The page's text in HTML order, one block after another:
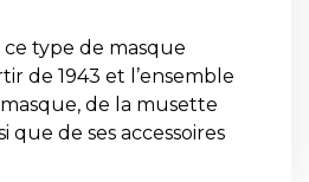
type de masque
de 1943 et l’ensemble
de la musette
que de ses accessoires